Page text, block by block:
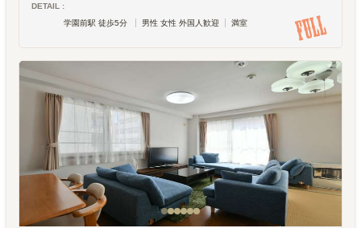
DETAIL :
学園前駅 徒歩5分
男性 女性 外国人歓迎 満室